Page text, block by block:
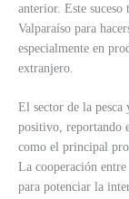
anterior. Este suceso
Valparaíso para
especialmente en
extranjero.
El sector de la
positivo, reportando
como el principal
La cooperación
para potenciar la